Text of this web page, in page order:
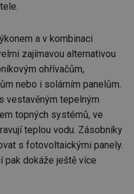
a v kombinaci
zajímavou alternativou
ohřívačům,
nebo i solárním panelům.
vestavěným tepelným
topných systémů, ve
teplou vodu. Zásobníky
s fotovoltaickými panely.
pak dokáže ještě více